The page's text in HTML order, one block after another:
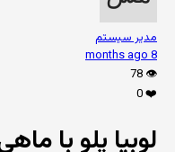
مدیر سیستم
8 months ago
👁️
78
❤️
0
لوبیا پلو با